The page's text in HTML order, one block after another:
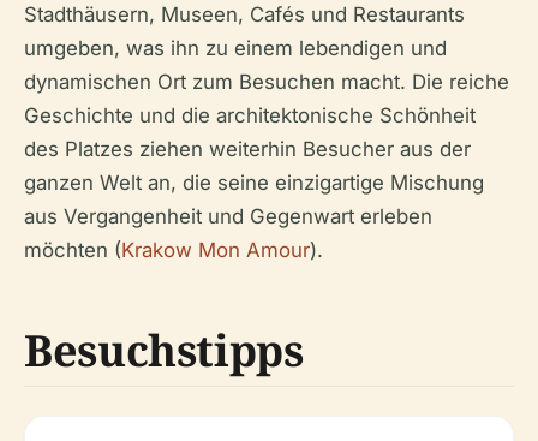
Stadthäusern, Museen, Cafés und Restaurants
umgeben, was ihn zu einem lebendigen und
dynamischen Ort zum Besuchen macht. Die reiche
Geschichte und die architektonische Schönheit
des Platzes ziehen weiterhin Besucher aus der
ganzen Welt an, die seine einzigartige Mischung
aus Vergangenheit und Gegenwart erleben
möchten (Krakow Mon Amour).
Besuchstipps